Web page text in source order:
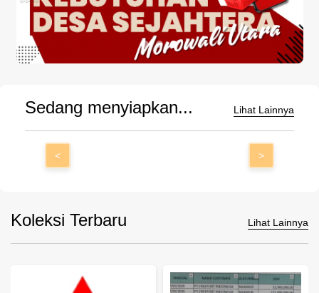
Sedang menyiapkan... Lihat Lainnya
< >
Koleksi Terbaru Lihat Lainnya